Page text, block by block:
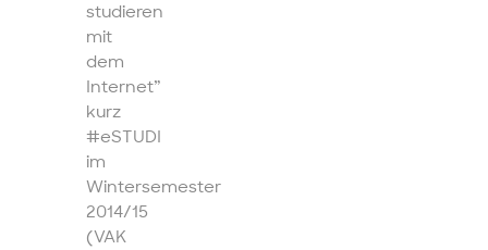
studieren
mit
dem
Internet”
kurz
#eSTUDI
im
Wintersemester
2014/15
(VAK